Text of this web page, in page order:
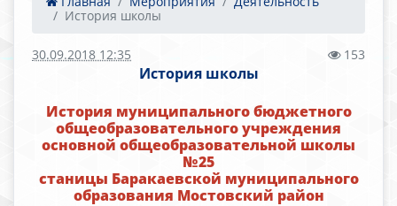
История школы
30.09.2018 12:35 153
История школы
История муниципального бюджетного
общеобразовательного учреждения
основной общеобразовательной школы
№25
станицы Баракаевской муниципального
образования Мостовский район